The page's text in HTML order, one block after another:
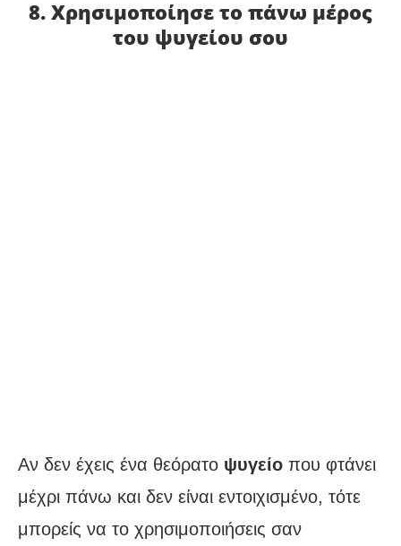
8. Χρησιμοποίησε το πάνω μέρος
του ψυγείου σου
Αν δεν έχεις ένα θεόρατο ψυγείο που φτάνει
μέχρι πάνω και δεν είναι εντοιχισμένο, τότε
μπορείς να το χρησιμοποιήσεις σαν